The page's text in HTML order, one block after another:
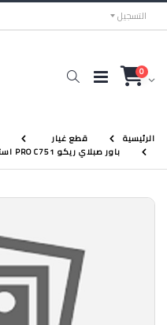
التسجيل
0
الرئيسية قطع غيار
باور صبلاي ريكو PRO C751 استعمال الخارج